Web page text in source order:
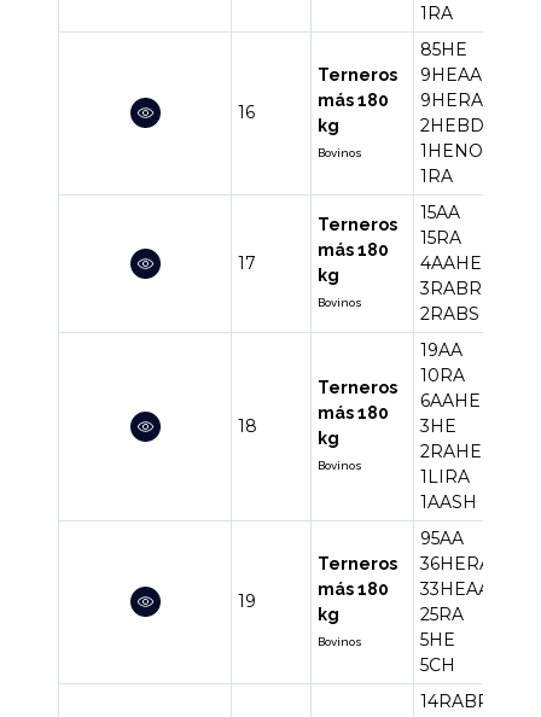
1RA
16
Terneros
más 180
kg
Bovinos
85HE
9HEAA
9HERA
2HEBD
1HENO
1RA
17
Terneros
más 180
kg
Bovinos
15AA
15RA
4AAHE
3RABR
2RABS
18
Terneros
más 180
kg
Bovinos
19AA
10RA
6AAHE
3HE
2RAHE
1LIRA
1AASH
19
Terneros
más 180
kg
Bovinos
95AA
36HERA
33HEAA
25RA
5HE
5CH
14RABR